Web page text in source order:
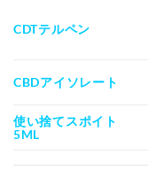
CDTテルペン
CBDアイソレート
使い捨てスポイト
5ML